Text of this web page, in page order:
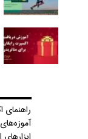
راهنمای